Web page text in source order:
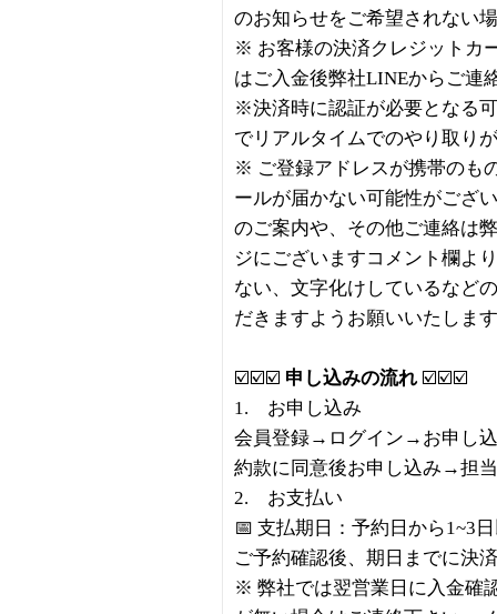
のお知らせをご希望されない
※ お客様の決済クレジットカ
はご入金後弊社LINEからご連
※決済時に認証が必要となる
でリアルタイムでのやり取り
※ ご登録アドレスが携帯のも
ールが届かない可能性がござ
のご案内や、その他ご連絡は
ジにございますコメント欄よ
ない、文字化けしているなど
だきますようお願いいたしま
☑️☑️☑️ 申し込みの流れ ☑️☑️☑️
1. お申し込み
会員登録→ログイン→お申し
約款に同意後お申し込み→担
2. お支払い
📅 支払期日：予約日から1~3
ご予約確認後、期日までに決
※ 弊社では翌営業日に入金確